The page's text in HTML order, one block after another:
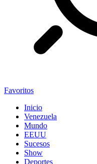
Favoritos
Inicio
Venezuela
Mundo
EEUU
Sucesos
Show
Deportes